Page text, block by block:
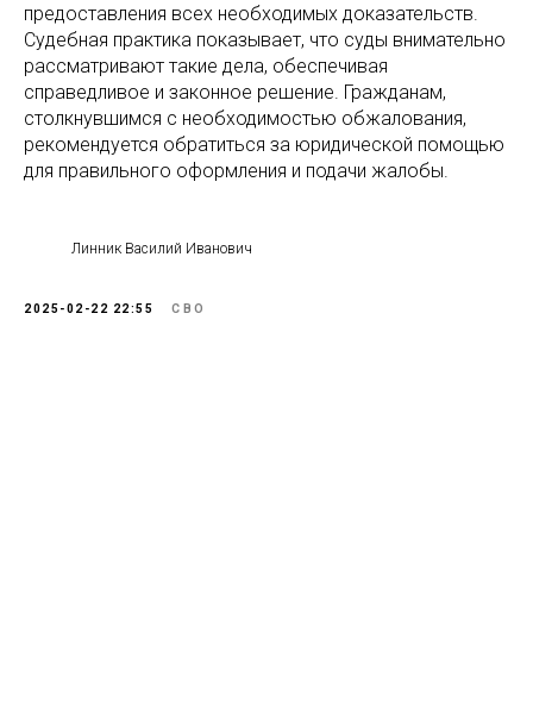
предоставления всех необходимых доказательств.
Судебная практика показывает, что суды внимательно
рассматривают такие дела, обеспечивая
справедливое и законное решение. Гражданам,
столкнувшимся с необходимостью обжалования,
рекомендуется обратиться за юридической помощью
для правильного оформления и подачи жалобы.
Линник Василий Иванович
2025-02-22 22:55 СВО